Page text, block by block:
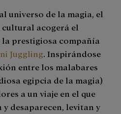
universo de la magia, el
acogerá el
la prestigiosa compañía
Juggling . Inspirándose
entre los malabares
egipcia de la magia)
a un viaje en el que
y desaparecen, levitan y